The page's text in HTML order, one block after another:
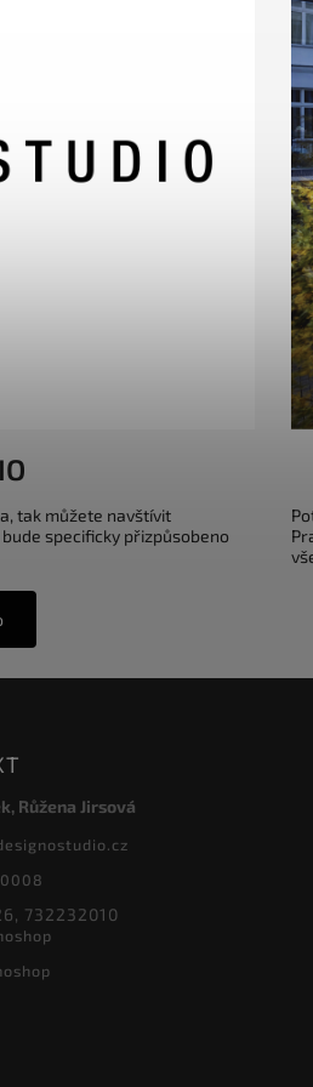
tak můžete navštívit
specificky přizpůsobeno
Růžena Jirsová
732232010